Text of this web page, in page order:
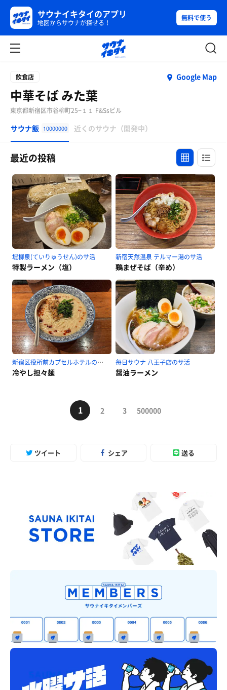
サウナイキタイのアプリ
地図からサウナが探せる！
無料で使う
飲食店 Google Map
中華そば みた葉
東京都新宿区市谷柳町25−１１ F&Ssビル
サウナ飯 10000000 近くのサウナ（開発中）
最近の投稿
堤柳泉(ていりゅうせん)のサ活
特製ラーメン（塩）
新宿天然温泉 テルマー湯のサ活
鷄まぜそば（辛め）
新宿区役所前カプセルホテルのサ活
冷やし担々麺
毎日サウナ 八王子店のサ活
醤油ラーメン
1 2 3 500000
ツイート シェア 送る